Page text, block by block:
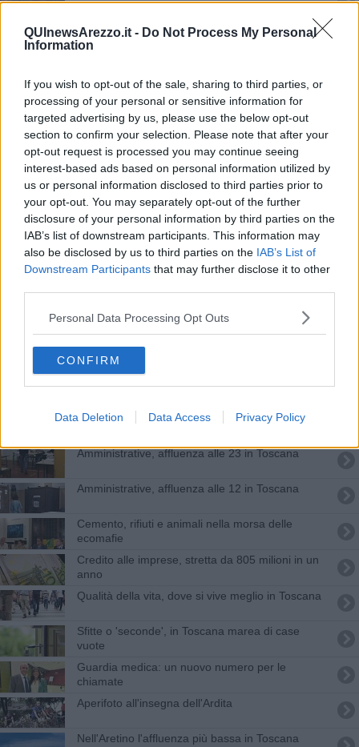
QUInewsArezzo.it - Do Not Process My Personal
Information
If you wish to opt-out of the sale, sharing to third parties, or
processing of your personal or sensitive information for
targeted advertising by us, please use the below opt-out
section to confirm your selection. Please note that after your
opt-out request is processed you may continue seeing
interest-based ads based on personal information utilized by
us or personal information disclosed to third parties prior to
your opt-out. You may separately opt-out of the further
disclosure of your personal information by third parties on the
IAB’s list of downstream participants. This information may
also be disclosed by us to third parties on the IAB’s List of
Downstream Participants that may further disclose it to other
Personal Data Processing Opt Outs
CONFIRM
Data Deletion Data Access Privacy Policy
Covid, nessun contagio ma ancora un morto
Qualità della vita, Arezzo risale sette posizioni
Premio Industria Felix, realtà aretina sugli scudi
La provincia di Arezzo a un passo dalla zona
rossa
Le bizze del meteo non fermano l'assalto al
Natale
POLITICHE 2022 - Affluenza alle urne in picchiata
Covid, 168 casi in 24 ore nell'Aretino
Covid, Natale con 928 nuovi contagi fra i toscani
Covid in Toscana, 339 ricoverati e 322 nuovi casi
Pasqua con la neve sulle vette toscane
Amministrative, affluenza alle 23 in Toscana
Amministrative, affluenza alle 12 in Toscana
Cemento, rifiuti e animali nella morsa delle
ecomafie
Credito alle imprese, stretta da 805 milioni in un
anno
Qualità della vita, dove si vive meglio in Toscana
Sfitte o 'seconde', in Toscana marea di case
vuote
Guardia medica: un nuovo numero per le
chiamate
Aperifoto all'insegna dell'Ardita
Nell'Aretino l'affluenza più bassa in Toscana